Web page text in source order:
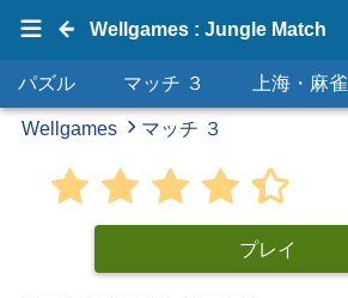
Wellgames : Jungle Match
パズル マッチ ３ 上海・麻雀
Wellgames マッチ ３
プレイ